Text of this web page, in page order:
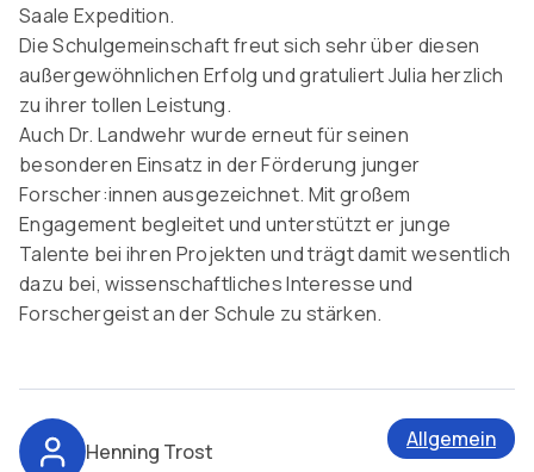
Saale Expedition.
Die Schulgemeinschaft freut sich sehr über diesen
außergewöhnlichen Erfolg und gratuliert Julia herzlich
zu ihrer tollen Leistung.
Auch Dr. Landwehr wurde erneut für seinen
besonderen Einsatz in der Förderung junger
Forscher:innen ausgezeichnet. Mit großem
Engagement begleitet und unterstützt er junge
Talente bei ihren Projekten und trägt damit wesentlich
dazu bei, wissenschaftliches Interesse und
Forschergeist an der Schule zu stärken.
Henning Trost Allgemein